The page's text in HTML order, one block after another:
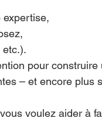
expertise,
etc.).
pour
– et encore plus
voulez aider à